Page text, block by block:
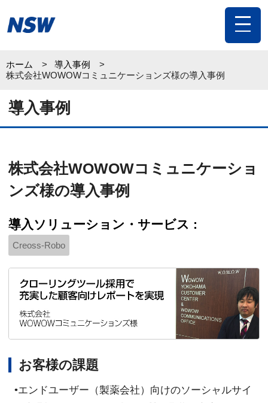
toggle
ホーム
導入事例
株式会社WOWOWコミュニケーションズ様の導入事例
導入事例
株式会社WOWOWコミュニケーショ
ンズ様の導入事例
導入ソリューション・サービス :
Creoss-Robo
お客様の課題
•エンドユーザー（製薬会社）向けのソーシャルサイ